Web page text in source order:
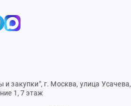
и закупки", г. Москва, улица Усачева,
1, 7 этаж